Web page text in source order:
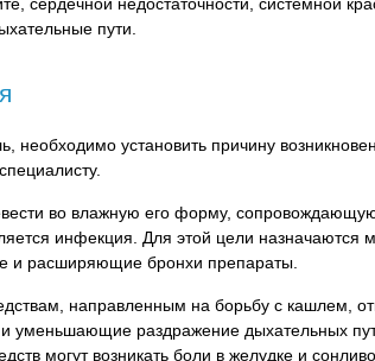
пути.
необходимо установить причину
во влажную его форму,
инфекция. Для этой цели назначаются
и расширяющие бронхи препараты.
направленным на борьбу с кашлем,
раздражение дыхательных
могут возникать боли в желудке и